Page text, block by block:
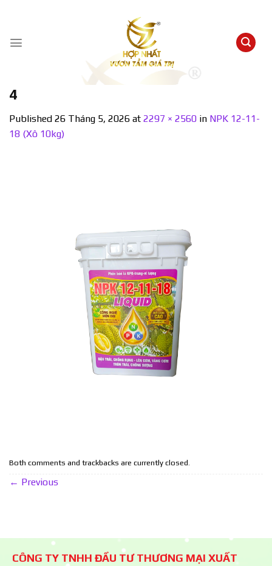
content
4
Published 26 Tháng 5, 2026 at 2297 × 2560 in NPK 12-11-
18 (Xô 10kg)
Both comments and trackbacks are currently closed.
← Previous
CÔNG TY TNHH ĐẦU TƯ THƯƠNG MẠI XUẤT